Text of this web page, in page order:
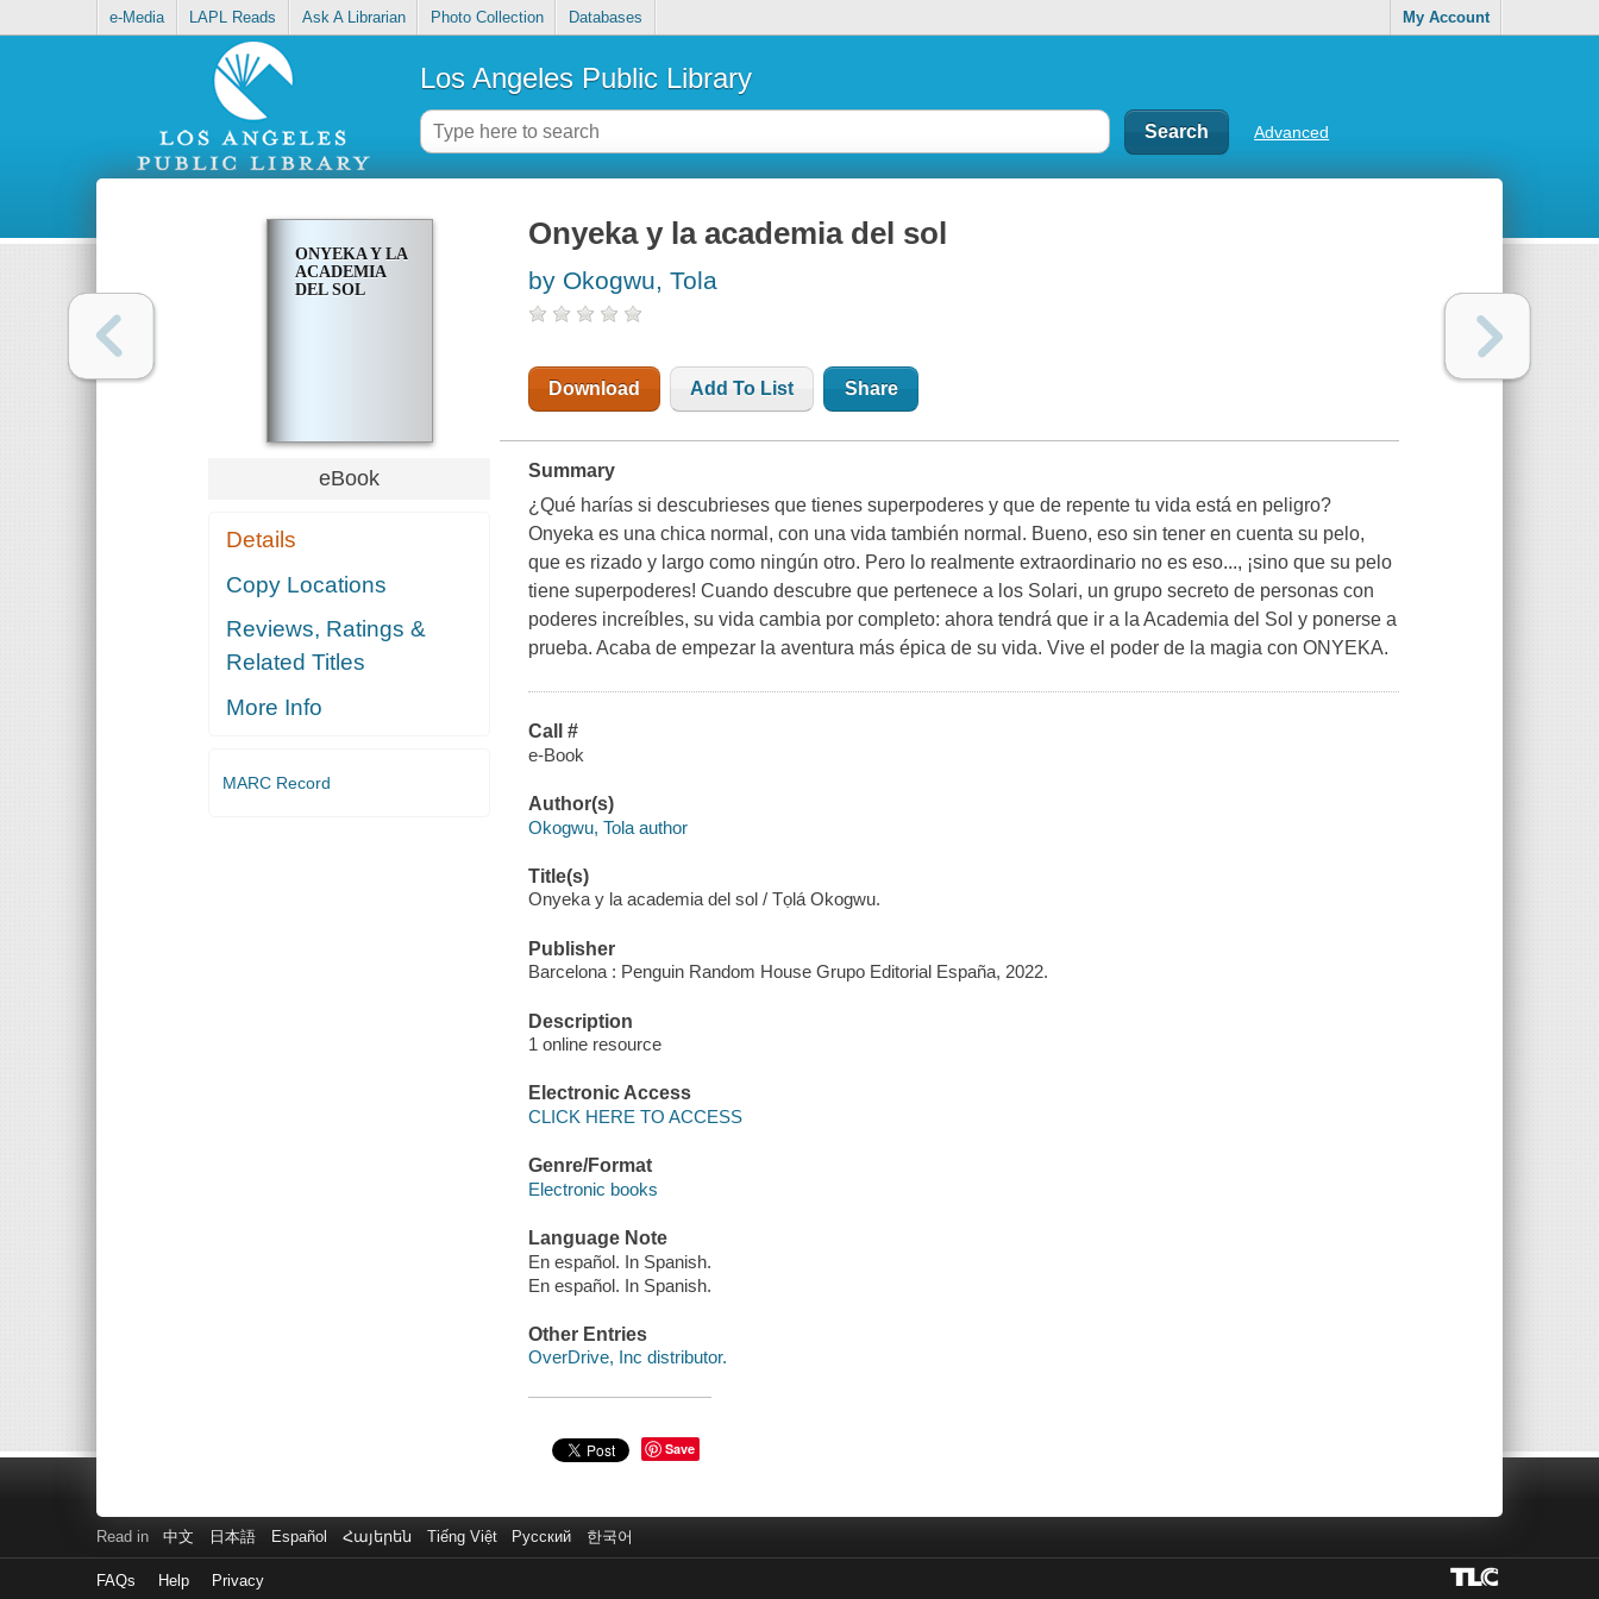
e-Media LAPL Reads Ask A Librarian Photo Collection Databases My Account
Los Angeles Public Library
Advanced
ONYEKA Y LA
ACADEMIA
DEL SOL
eBook
Details
Copy Locations
Reviews, Ratings &
Related Titles
More Info
MARC Record
Onyeka y la academia del sol
by Okogwu, Tola
Download Add To List Share
Summary
¿Qué harías si descubrieses que tienes superpoderes y que de repente tu vida está en peligro?
Onyeka es una chica normal, con una vida también normal. Bueno, eso sin tener en cuenta su pelo,
que es rizado y largo como ningún otro. Pero lo realmente extraordinario no es eso..., ¡sino que su pelo
tiene superpoderes! Cuando descubre que pertenece a los Solari, un grupo secreto de personas con
poderes increíbles, su vida cambia por completo: ahora tendrá que ir a la Academia del Sol y ponerse a
prueba. Acaba de empezar la aventura más épica de su vida. Vive el poder de la magia con ONYEKA.
Call #
e-Book
Author(s)
Okogwu, Tola author
Title(s)
Onyeka y la academia del sol / Tọlá Okogwu.
Publisher
Barcelona : Penguin Random House Grupo Editorial España, 2022.
Description
1 online resource
Electronic Access
CLICK HERE TO ACCESS
Genre/Format
Electronic books
Language Note
En español. In Spanish.
En español. In Spanish.
Other Entries
OverDrive, Inc distributor.
Save
Read in 中文 日本語 Español Հայերեն Tiếng Việt Русский 한국어
FAQs Help Privacy